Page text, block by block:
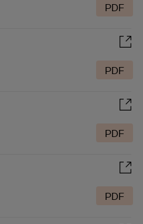
PDF
PDF
PDF
PDF